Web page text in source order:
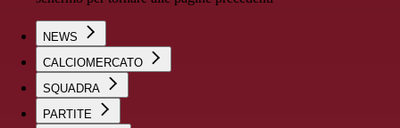
NEWS
CALCIOMERCATO
SQUADRA
PARTITE